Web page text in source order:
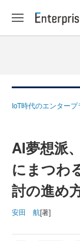
IoT時代のエンター
AI夢想派
にまつわ
討の進め
安田 航[著]